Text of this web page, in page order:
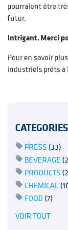
pourraient être
futur.
Intrigant. Merci
Pour en savoir
industriels prêts à
CATEGORIES
PRESS (33)
BEVERAGE
PRODUCTS
CHEMICAL
FOOD (7)
VOIR TOUT